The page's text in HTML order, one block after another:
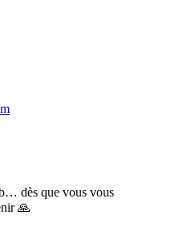
dès que vous vous
🙏